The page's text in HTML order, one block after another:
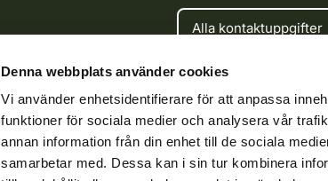
Denna webbplats använder cookies
Vi använder enhetsidentifierare för att anpassa
funktioner för sociala medier och analysera vår
annan information från din enhet till de sociala
samarbetar med. Dessa kan i sin tur kombinera
Alla kontaktuppgifter
Jaktkort
Oma riista -tjänsten
Ansökan om licenser